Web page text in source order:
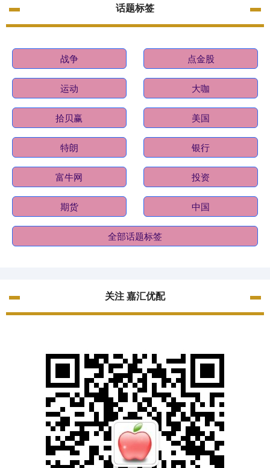
话题标签
战争 点金股
运动 大咖
拾贝赢 美国
特朗 银行
富牛网 投资
期货 中国
全部话题标签
关注 嘉汇优配